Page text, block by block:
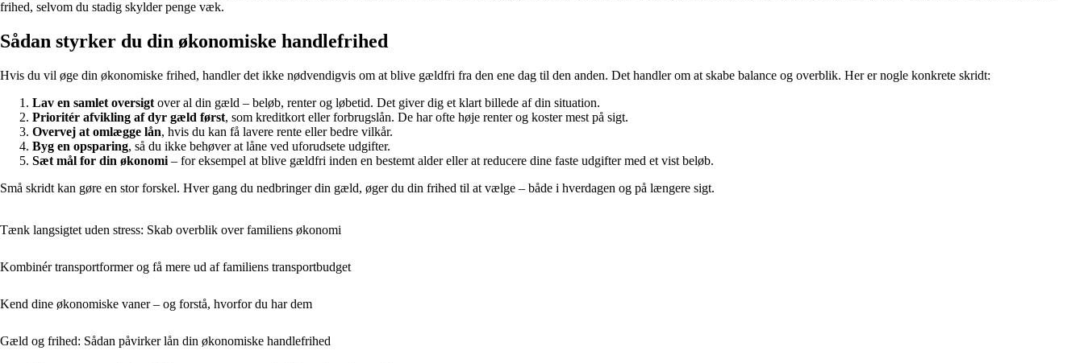
frihed, selvom du stadig skylder penge væk.
Sådan styrker du din økonomiske handlefrihed
Hvis du vil øge din økonomiske frihed, handler det ikke nødvendigvis om at blive gældfri fra den ene dag til den anden. Det handler om at skabe balance og overblik. Her er nogle konkrete skridt:
Lav en samlet oversigt over al din gæld – beløb, renter og løbetid. Det giver dig et klart billede af din situation.
Prioritér afvikling af dyr gæld først, som kreditkort eller forbrugslån. De har ofte høje renter og koster mest på sigt.
Overvej at omlægge lån, hvis du kan få lavere rente eller bedre vilkår.
Byg en opsparing, så du ikke behøver at låne ved uforudsete udgifter.
Sæt mål for din økonomi – for eksempel at blive gældfri inden en bestemt alder eller at reducere dine faste udgifter med et vist beløb.
Små skridt kan gøre en stor forskel. Hver gang du nedbringer din gæld, øger du din frihed til at vælge – både i hverdagen og på længere sigt.
Tænk langsigtet uden stress: Skab overblik over familiens økonomi
Kombinér transportformer og få mere ud af familiens transportbudget
Kend dine økonomiske vaner – og forstå, hvorfor du har dem
Gæld og frihed: Sådan påvirker lån din økonomiske handlefrihed